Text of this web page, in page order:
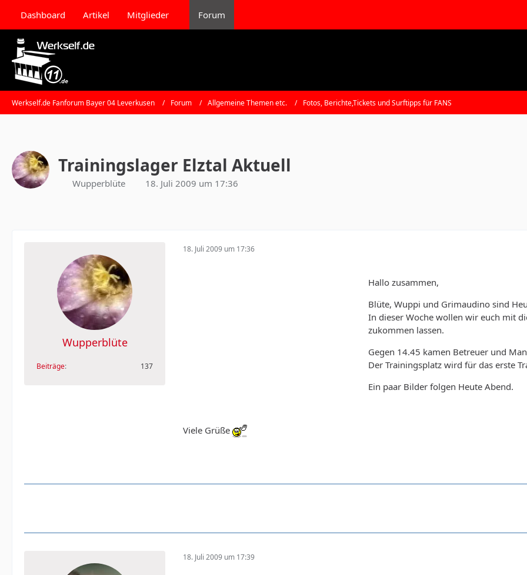
Dashboard Artikel Mitglieder Forum
Werkself.de Fanforum Bayer 04 Leverkusen Forum Allgemeine Themen etc. Fotos, Berichte,Tickets und Surftipps für FANS
Trainingslager Elztal Aktuell
Wupperblüte 18. Juli 2009 um 17:36
Wupperblüte
Beiträge 137
18. Juli 2009 um 17:36
Hallo zusammen,
Blüte, Wuppi und Grimaudino sind
In dieser Woche wollen wir euch mit
zukommen lassen.
Gegen 14.45 kamen Betreuer und
Der Trainingsplatz wird für das erste
Ein paar Bilder folgen Heute Abend.
Viele Grüße
18. Juli 2009 um 17:39